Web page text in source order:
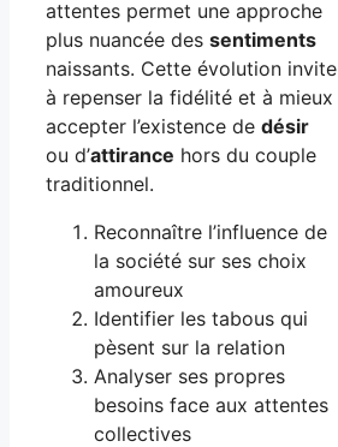
attentes permet une approche
plus nuancée des sentiments
naissants. Cette évolution invite
à repenser la fidélité et à mieux
accepter l’existence de désir
ou d’attirance hors du couple
traditionnel.
Reconnaître l’influence de
la société sur ses choix
amoureux
Identifier les tabous qui
pèsent sur la relation
Analyser ses propres
besoins face aux attentes
collectives